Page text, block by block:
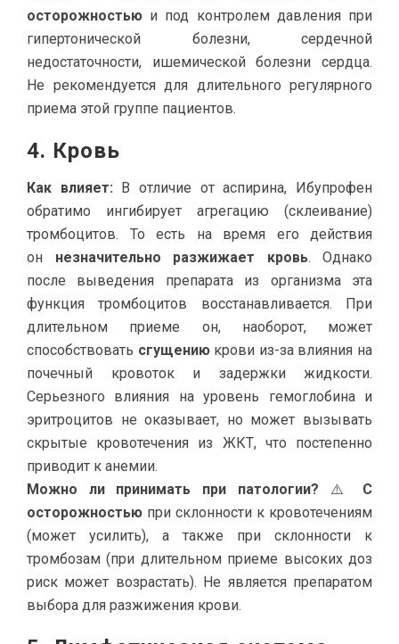
осторожностью и под контролем давления при
гипертонической болезни, сердечной
недостаточности, ишемической болезни сердца.
Не рекомендуется для длительного регулярного
приема этой группе пациентов.
4. Кровь
Как влияет: В отличие от аспирина, Ибупрофен
обратимо ингибирует агрегацию (склеивание)
тромбоцитов. То есть на время его действия
он незначительно разжижает кровь. Однако
после выведения препарата из организма эта
функция тромбоцитов восстанавливается. При
длительном приеме он, наоборот, может
способствовать сгущениюкрови из-за влияния на
почечный кровоток и задержки жидкости.
Серьезного влияния на уровень гемоглобина и
эритроцитов не оказывает, но может вызывать
скрытые кровотечения из ЖКТ, что постепенно
приводит к анемии.
Можно ли принимать при патологии? ⚠️ С
осторожностью при склонности к кровотечениям
(может усилить), а также при склонности к
тромбозам (при длительном приеме высоких доз
риск может возрастать). Не является препаратом
выбора для разжижения крови.